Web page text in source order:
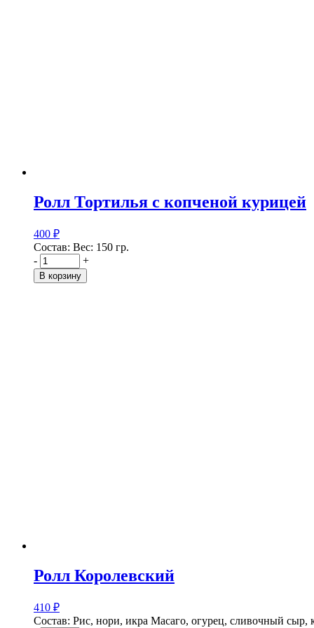
Ролл Тортилья с копченой курицей
400 ₽
Состав: Вес: 150 гр.
-
+
В корзину
Ролл Королевский
410 ₽
Состав: Рис, нори, икра Масаго, огурец, сливочный сыр,